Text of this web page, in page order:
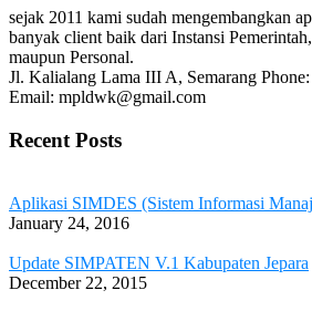
sejak 2011 kami sudah mengembangkan
banyak client baik dari Instansi
maupun Personal.
Jl. Kalialang Lama III A, Semarang
Email: mpldwk@gmail.com
Recent Posts
Aplikasi SIMDES (Sistem Informasi
January 24, 2016
Update SIMPATEN V.1 Kabupaten Jepara
December 22, 2015